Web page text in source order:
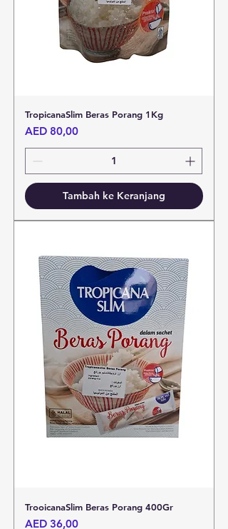
TropicanaSlim Beras Porang 1Kg
Harga
AED 80,00
Tambah ke Keranjang
TrooicanaSlim Beras Porang 400Gr
Harga
AED 36,00